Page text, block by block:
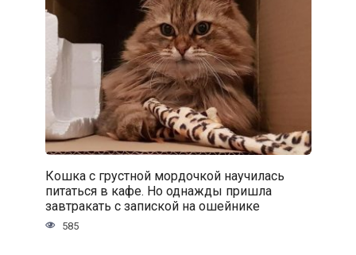
Кошка с грустной мордочкой научилась
питаться в кафе. Но однажды пришла
завтракать с запиской на ошейнике
585